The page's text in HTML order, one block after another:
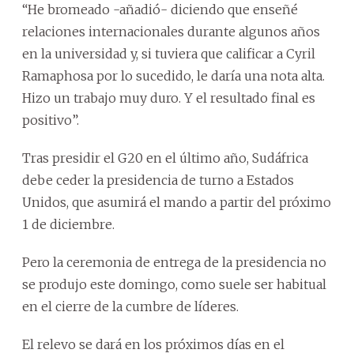
“He bromeado -añadió- diciendo que enseñé
relaciones internacionales durante algunos años
en la universidad y, si tuviera que calificar a Cyril
Ramaphosa por lo sucedido, le daría una nota alta.
Hizo un trabajo muy duro. Y el resultado final es
positivo”.
Tras presidir el G20 en el último año, Sudáfrica
debe ceder la presidencia de turno a Estados
Unidos, que asumirá el mando a partir del próximo
1 de diciembre.
Pero la ceremonia de entrega de la presidencia no
se produjo este domingo, como suele ser habitual
en el cierre de la cumbre de líderes.
El relevo se dará en los próximos días en el